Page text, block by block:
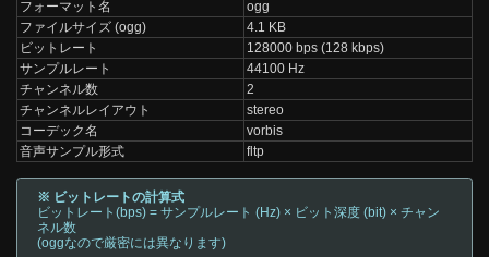
フォーマット名
ogg
ファイルサイズ (ogg)
4.1 KB
ビットレート
128000 bps (128 kbps)
サンプルレート
44100 Hz
チャンネル数
2
チャンネルレイアウト
stereo
コーデック名
vorbis
音声サンプル形式
fltp
※ ビットレートの計算式
ビットレート(bps) = サンプルレート (Hz) × ビット深度 (bit) × チャン
ネル数
(oggなので厳密には異なります)